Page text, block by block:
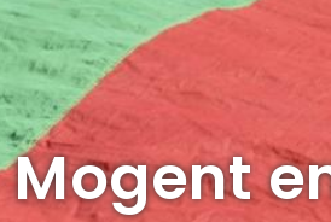
Mogent